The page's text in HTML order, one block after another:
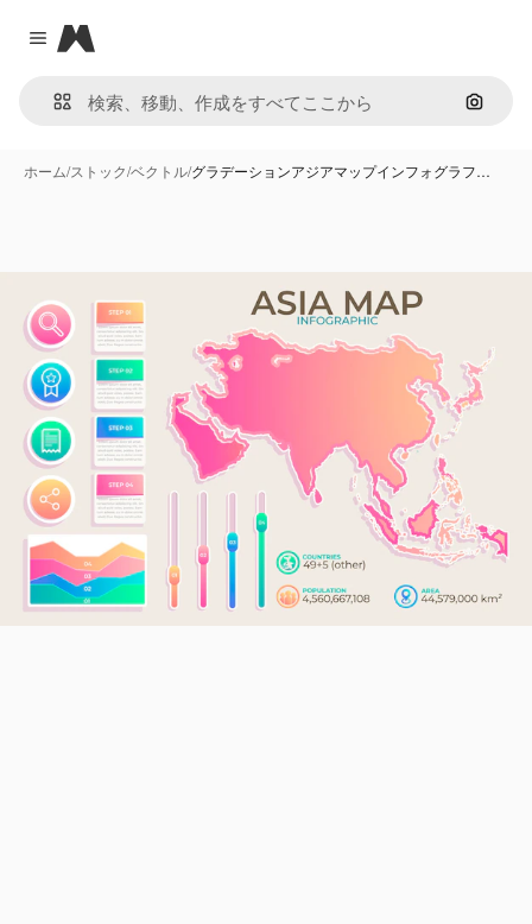
Close menu
Magnific
画像で
ホーム/ストック/ベクトル/グラデーションアジアマップインフォグラフ…